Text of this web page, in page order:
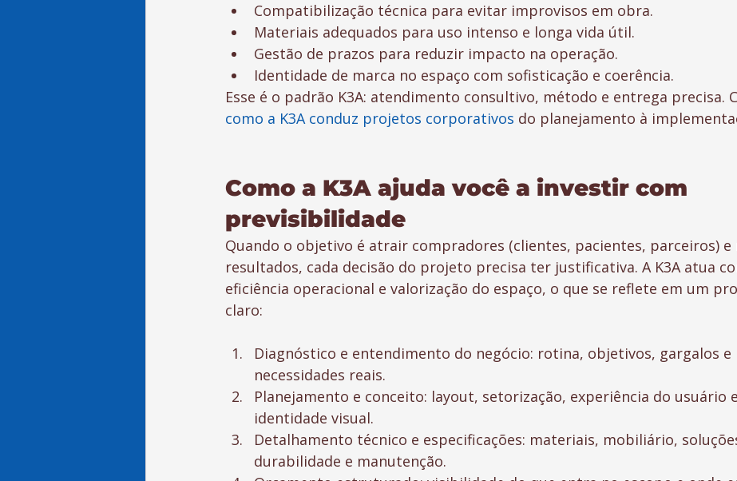
Compatibilização técnica para evitar improvisos em obra.
Materiais adequados para uso intenso e longa vida útil.
Gestão de prazos para reduzir impacto na operação.
Identidade de marca no espaço com sofisticação e coerência.
Esse é o padrão K3A: atendimento consultivo, método e entrega precisa.
como a K3A conduz projetos corporativos do planejamento à
Como a K3A ajuda você a investir com
previsibilidade
Quando o objetivo é atrair compradores (clientes, pacientes, parceiros)
resultados, cada decisão do projeto precisa ter justificativa. A K3A atua
eficiência operacional e valorização do espaço, o que se reflete em um
claro:
Diagnóstico e entendimento do negócio: rotina, objetivos, gargalos e
necessidades reais.
Planejamento e conceito: layout, setorização, experiência do usuário e
identidade visual.
Detalhamento técnico e especificações: materiais, mobiliário,
durabilidade e manutenção.